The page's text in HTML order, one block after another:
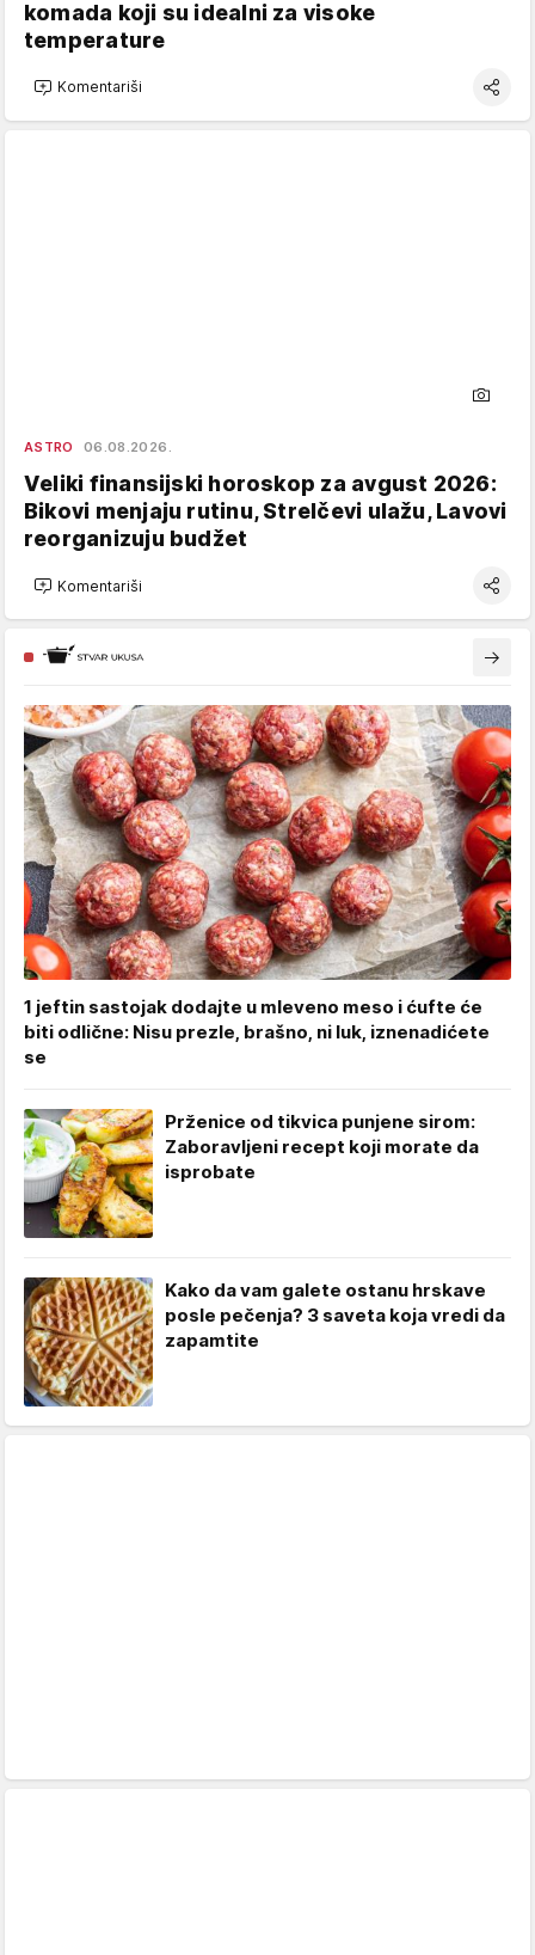
komada koji su idealni za visoke
temperature
Komentariši
ASTRO 06.08.2026.
Veliki finansijski horoskop za avgust 2026:
Bikovi menjaju rutinu, Strelčevi ulažu, Lavovi
reorganizuju budžet
Komentariši
1 jeftin sastojak dodajte u mleveno meso i ćufte će
biti odlične: Nisu prezle, brašno, ni luk, iznenadićete
se
Prženice od tikvica punjene sirom:
Zaboravljeni recept koji morate da
isprobate
Kako da vam galete ostanu hrskave
posle pečenja? 3 saveta koja vredi da
zapamtite